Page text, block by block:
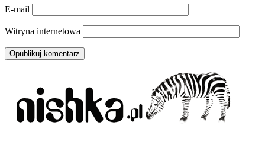
E-mail
Witryna internetowa